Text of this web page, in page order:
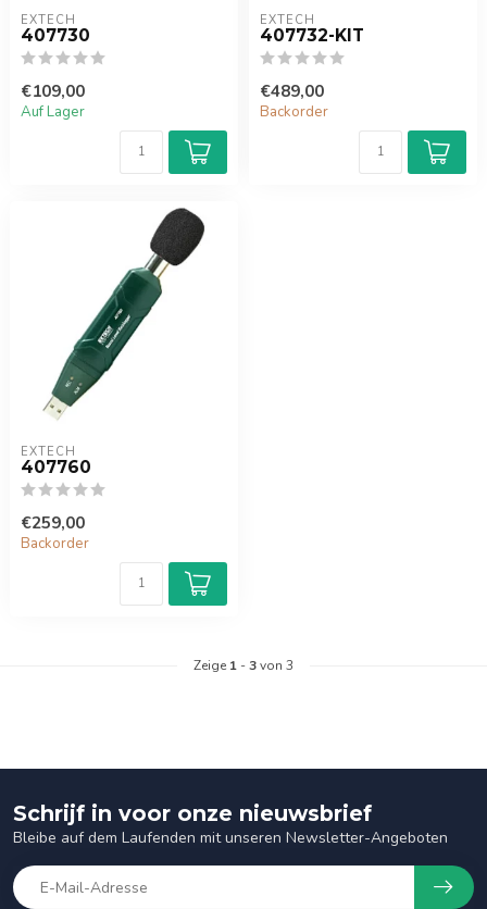
EXTECH
407730
€109,00
Auf Lager
EXTECH
407732-KIT
€489,00
Backorder
EXTECH
407760
€259,00
Backorder
Zeige 1 -3von 3
Schrijf in voor onze nieuwsbrief
Bleibe auf dem Laufenden mit unseren Newsletter-Angeboten